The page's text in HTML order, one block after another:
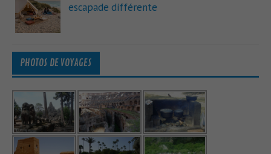
escapade différente
PHOTOS DE VOYAGES